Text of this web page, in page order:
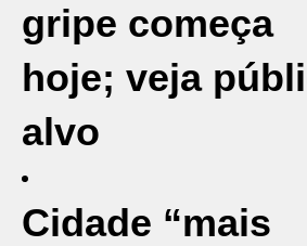
gripe começa
hoje; veja
alvo
Cidade “mais